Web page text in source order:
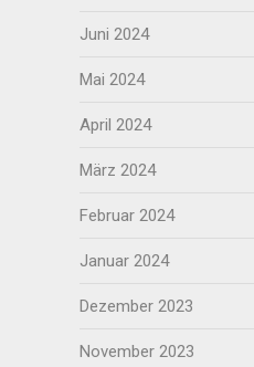
Juni 2024
Mai 2024
April 2024
März 2024
Februar 2024
Januar 2024
Dezember 2023
November 2023